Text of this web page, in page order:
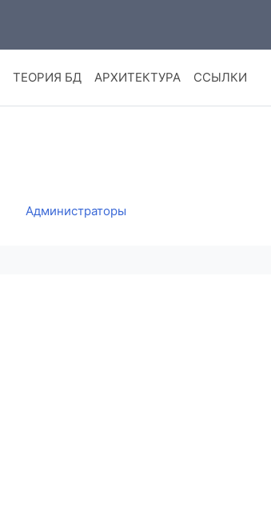
ТЕОРИЯ БД АРХИТЕКТУРА ССЫЛКИ
Администраторы